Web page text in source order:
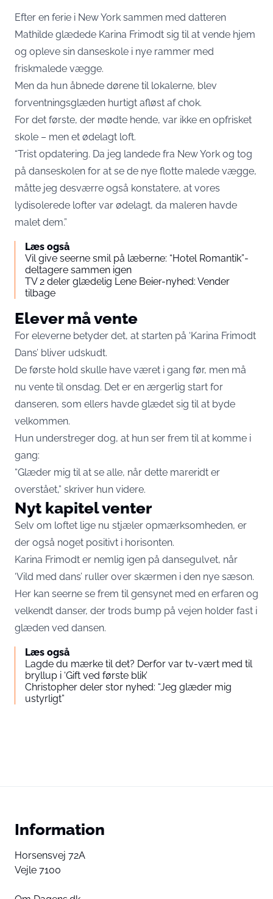
Efter en ferie i New York sammen med datteren
Mathilde glædede Karina Frimodt sig til at vende hjem
og opleve sin danseskole i nye rammer med
friskmalede vægge.
Men da hun åbnede dørene til lokalerne, blev
forventningsglæden hurtigt afløst af chok.
For det første, der mødte hende, var ikke en opfrisket
skole – men et ødelagt loft.
“Trist opdatering. Da jeg landede fra New York og tog
på danseskolen for at se de nye flotte malede vægge,
måtte jeg desværre også konstatere, at vores
lydisolerede lofter var ødelagt, da maleren havde
malet dem.”
Læs også
Vil give seerne smil på læberne: “Hotel Romantik”-
deltagere sammen igen
TV 2 deler glædelig Lene Beier-nyhed: Vender
tilbage
Elever må vente
For eleverne betyder det, at starten på ‘Karina Frimodt
Dans’ bliver udskudt.
De første hold skulle have været i gang før, men må
nu vente til onsdag. Det er en ærgerlig start for
danseren, som ellers havde glædet sig til at byde
velkommen.
Hun understreger dog, at hun ser frem til at komme i
gang:
“Glæder mig til at se alle, når dette mareridt er
overstået,” skriver hun videre.
Nyt kapitel venter
Selv om loftet lige nu stjæler opmærksomheden, er
der også noget positivt i horisonten.
Karina Frimodt er nemlig igen på dansegulvet, når
‘Vild med dans’ ruller over skærmen i den nye sæson.
Her kan seerne se frem til gensynet med en erfaren og
velkendt danser, der trods bump på vejen holder fast i
glæden ved dansen.
Læs også
Lagde du mærke til det? Derfor var tv-vært med til
bryllup i ‘Gift ved første blik’
Christopher deler stor nyhed: “Jeg glæder mig
ustyrligt”
Information
Horsensvej 72A
Vejle 7100